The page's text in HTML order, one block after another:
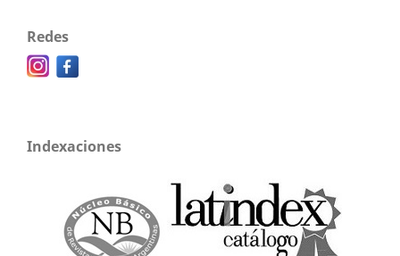
Redes
Indexaciones